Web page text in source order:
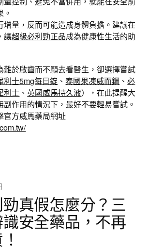
增量，反而可能造成身體負擔。建議在
讓超級必利勁正品成為健康性生活的助
難於啟齒而不願去看醫生，卻選擇嘗試
利士5mg每日錠 、泰國果凍威而鋼 、必
利士 、英國威馬持久液），在此提醒大
副作用的情況下，最好不要輕易嘗試。
官方威馬藥局網址
真假怎麼分？三
安全藥品，不再